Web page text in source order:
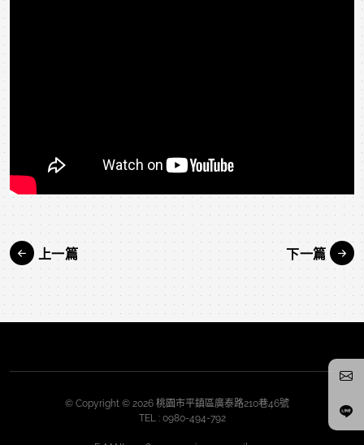
上一篇 下一篇
© Copyright © 2026 桃園市平鎮區廣泰路210巷46號
TEL : 0980-494-792